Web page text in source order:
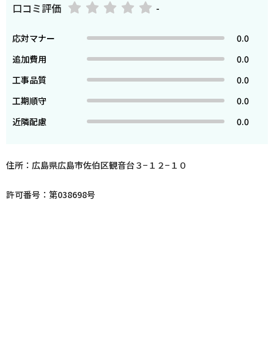
口コミ評価 -
応対マナー
0.0
追加費用
0.0
工事品質
0.0
工期順守
0.0
近隣配慮
0.0
住所：広島県広島市佐伯区観音台３−１２−１０
許可番号：第038698号